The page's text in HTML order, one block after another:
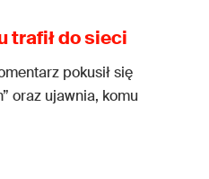
trafił do sieci
pokusił się
oraz ujawnia, komu